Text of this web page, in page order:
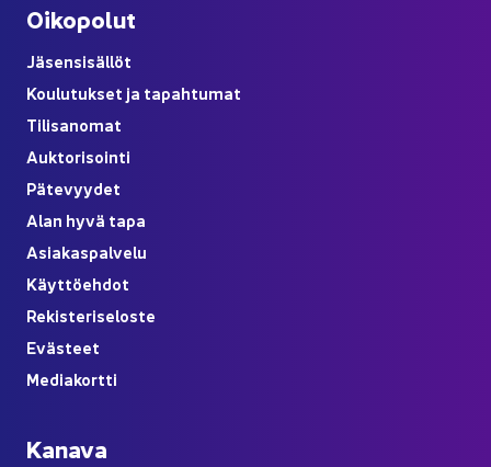
Oi­ko­po­lut
Jä­sen­si­säl­löt
Kou­lu­tuk­set ja ta­pah­tu­mat
Ti­li­sa­no­mat
Auk­to­ri­soin­ti
Pä­te­vyy­det
Alan hyvä tapa
Asia­kas­pal­ve­lu
Käyt­tö­eh­dot
Re­kis­te­ri­se­los­te
Eväs­teet
Me­dia­kort­ti
Ka­na­va